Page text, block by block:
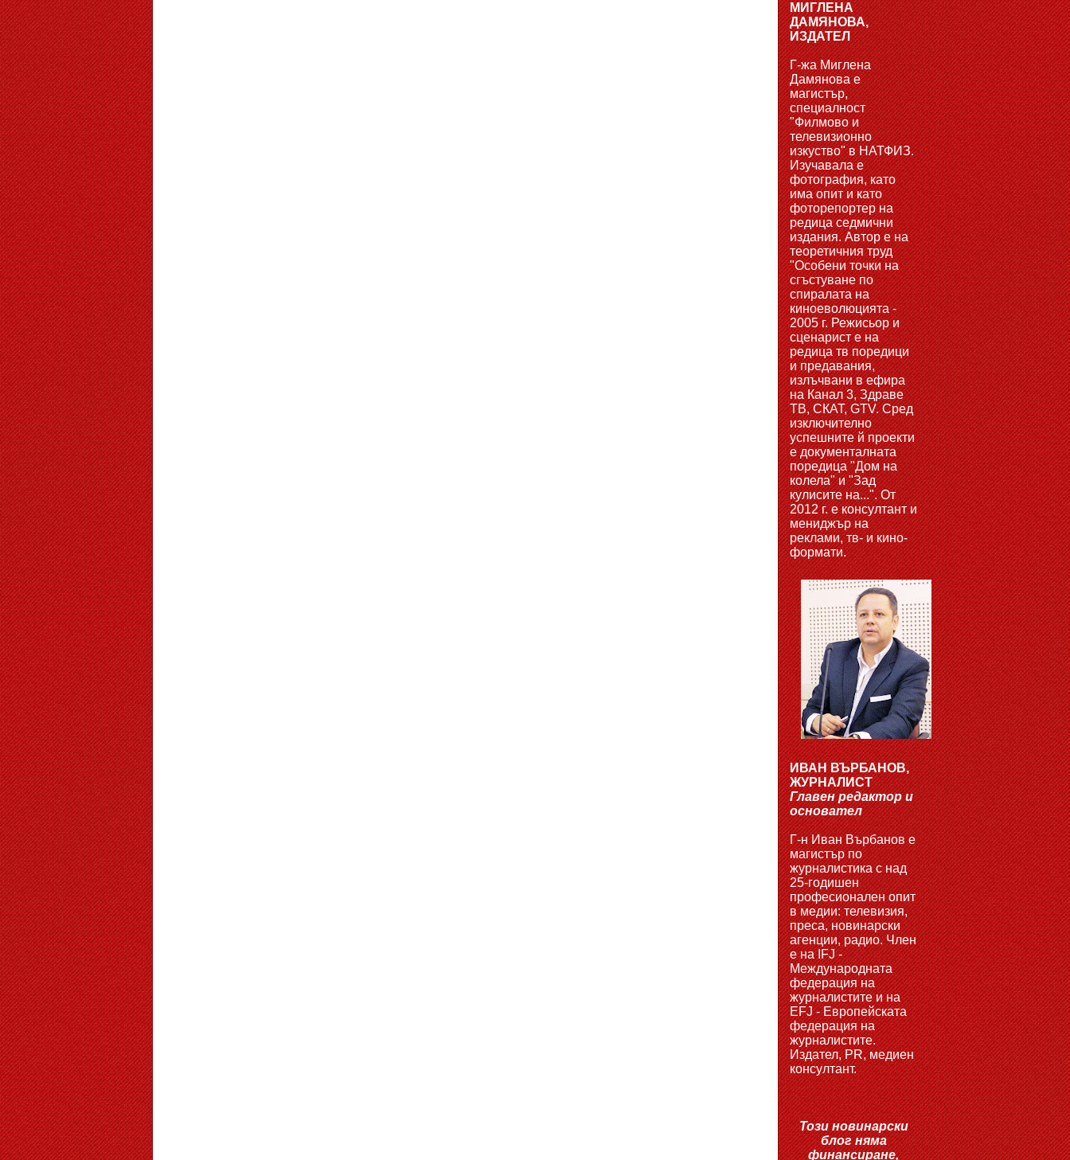
МИГЛЕНА
ДАМЯНОВА,
ИЗДАТЕЛ
Г-жа Миглена
Дамянова е
магистър,
специалност
"Филмово и
телевизионно
изкуство" в НАТФИЗ.
Изучавала е
фотография, като
има опит и като
фоторепортер на
редица седмични
издания. Автор е на
теоретичния труд
"Особени точки на
сгъстуване по
спиралата на
киноеволюцията -
2005 г. Режисьор и
сценарист е на
редица тв поредици
и предавания,
излъчвани в ефира
на Канал 3, Здраве
ТВ, СКАТ, GTV. Сред
изключително
успешните й проекти
е документалната
поредица "Дом на
колела" и "Зад
кулисите на...". От
2012 г. е консултант и
мениджър на
реклами, тв- и кино-
формати.
ИВАН ВЪРБАНОВ,
ЖУРНАЛИСТ
Главен редактор и
основател
Г-н Иван Върбанов е
магистър по
журналистика с над
25-годишен
професионален опит
в медии: телевизия,
преса, новинарски
агенции, радио. Член
е на IFJ -
Международната
федерация на
журналистите и на
EFJ - Европейската
федерация на
журналистите.
Издател, PR, медиен
консултант.
Този новинарски
блог няма
финансиране,